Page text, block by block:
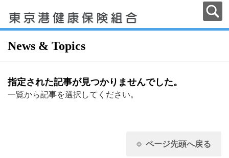
News & Topics
指定された記事が見つかりませんでした。
一覧から記事を選択してください。
ページ先頭へ戻る